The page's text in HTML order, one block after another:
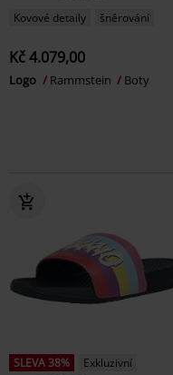
Kovové detaily šněrování
Kč 4.079,00
Logo Rammstein Boty
SLEVA 38%
Exkluzivní